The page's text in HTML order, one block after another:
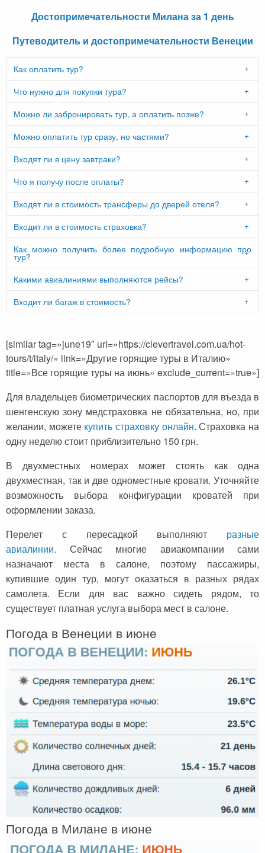
Достопримечательности Милана за 1 день
Путеводитель и достопримечательности Венеции
Как оплатить тур?
Что нужно для покупки тура?
Можно ли забронировать тур, а оплатить позже?
Можно оплатить тур сразу, но частями?
Входят ли в цену завтраки?
Что я получу после оплаты?
Входят ли в стоимость трансферы до дверей отеля?
Входит ли в стоимость страховка?
Как можно получить более подробную информацию про
тур?
Какими авиалиниями выполняются рейсы?
Входит ли багаж в стоимость?
[similar tag=»june19″ url=»https://clevertravel.com.ua/hot-
tours/t/italy/» link=»Другие горящие туры в Италию»
title=»Все горящие туры на июнь» exclude_current=»true»]
Для владельцев биометрических паспортов для въезда в
шенгенскую зону медстраховка не обязательна, но, при
желании, можете купить страховку онлайн. Страховка на
одну неделю стоит приблизительно 150 грн.
В двухместных номерах может стоять как одна
двухместная, так и две одноместные кровати. Уточняйте
возможность выбора конфигурации кроватей при
оформлении заказа.
Перелет с пересадкой выполняют разные
авиалинии. Сейчас многие авиакомпании сами
назначают места в салоне, поэтому пассажиры,
купившие один тур, могут оказаться в разных рядах
самолета. Если для вас важно сидеть рядом, то
существует платная услуга выбора мест в салоне.
Погода в Венеции в июне
Погода в Милане в июне